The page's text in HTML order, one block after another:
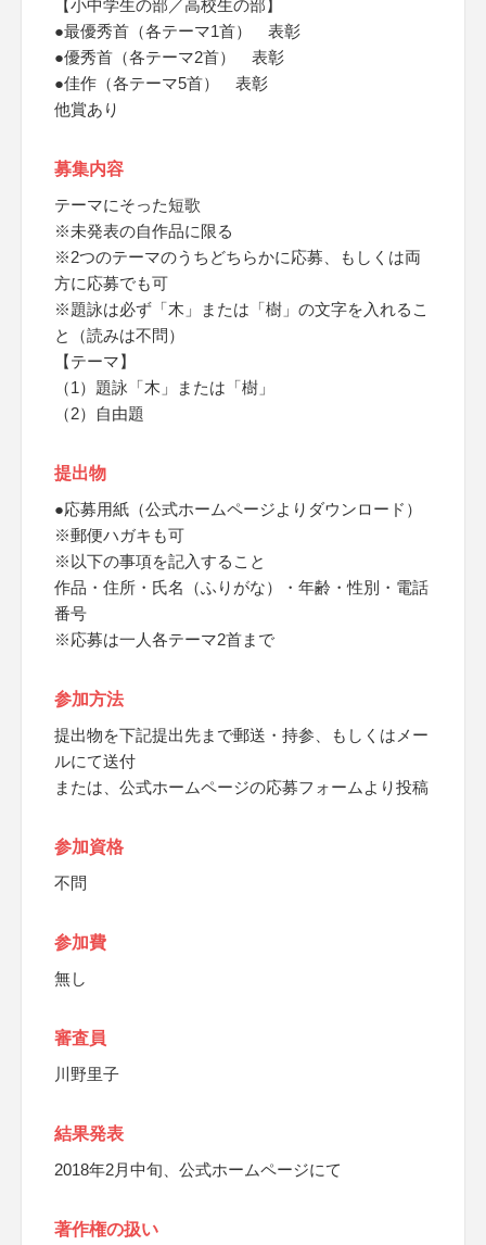
【小中学生の部／高校生の部】
●最優秀首（各テーマ1首） 表彰
●優秀首（各テーマ2首） 表彰
●佳作（各テーマ5首） 表彰
他賞あり
募集内容
テーマにそった短歌
※未発表の自作品に限る
※2つのテーマのうちどちらかに応募、もしくは両
方に応募でも可
※題詠は必ず「木」または「樹」の文字を入れるこ
と（読みは不問）
【テーマ】
（1）題詠「木」または「樹」
（2）自由題
提出物
●応募用紙（公式ホームページよりダウンロード）
※郵便ハガキも可
※以下の事項を記入すること
作品・住所・氏名（ふりがな）・年齢・性別・電話
番号
※応募は一人各テーマ2首まで
参加方法
提出物を下記提出先まで郵送・持参、もしくはメー
ルにて送付
または、公式ホームページの応募フォームより投稿
参加資格
不問
参加費
無し
審査員
川野里子
結果発表
2018年2月中旬、公式ホームページにて
著作権の扱い